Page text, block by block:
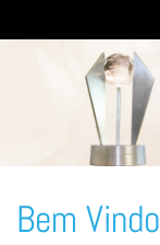
Bem Vindo